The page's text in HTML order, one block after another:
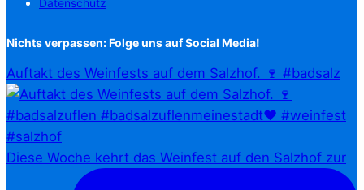
Nichts verpassen: Folge uns auf Social Media!
Auftakt des Weinfests auf dem Salzhof. 🍷 #badsalz
Diese Woche kehrt das Weinfest auf den Salzhof zur